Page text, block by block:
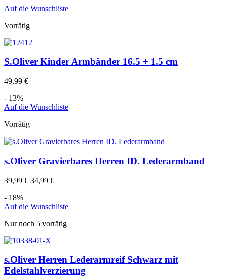
Auf die Wunschliste
Vorrätig
S.Oliver Kinder Armbänder 16.5 + 1.5 cm
49,99 €
- 13%
Auf die Wunschliste
Vorrätig
s.Oliver Gravierbares Herren ID. Lederarmband
39,99€ 34,99 €
- 18%
Auf die Wunschliste
Nur noch 5 vorrätig
s.Oliver Herren Lederarmreif Schwarz mit
Edelstahlverzierung